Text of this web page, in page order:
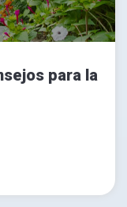
para la